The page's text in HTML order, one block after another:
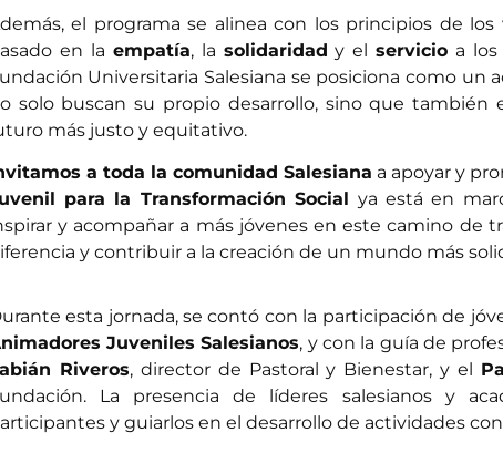
el programa se alinea con los principios de
en la empatía, la solidaridad y elservicio a
Universitaria Salesiana se posiciona como un
solo buscan su propio desarrollo, sino que
más justo y equitativo.
a toda la comunidad Salesiana a apoyar y
para la Transformación Social ya está en
y acompañar a más jóvenes en este camino de
y contribuir a la creación de un mundo más
esta jornada, se contó con la participación de
Juveniles Salesianos, y con la guía de
Riveros, director de Pastoral y Bienestar, y el
La presencia de líderes salesianos y
y guiarlos en el desarrollo de actividades